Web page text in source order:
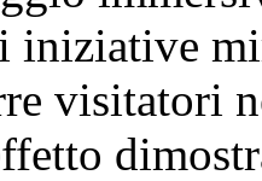
iniziative
visitatori